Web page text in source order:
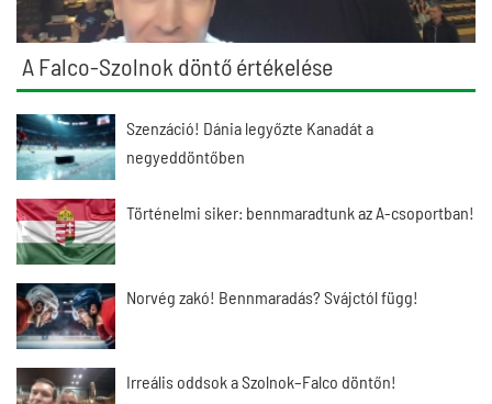
A Falco-Szolnok döntő értékelése
Szenzáció! Dánia legyőzte Kanadát a
negyeddöntőben
Történelmi siker: bennmaradtunk az A-csoportban!
Norvég zakó! Bennmaradás? Svájctól függ!
Irreális oddsok a Szolnok–Falco döntőn!